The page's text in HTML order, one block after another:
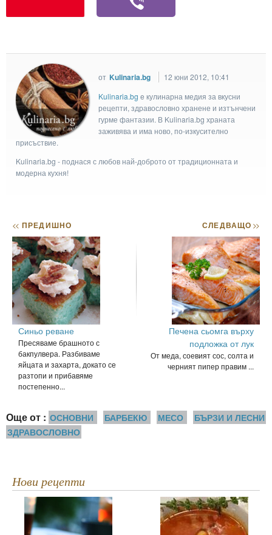
от Kulinaria.bg
12 юни 2012, 10:41
Kulinaria.bg e кулинарна медия за вкусни
рецепти, здравословно хранене и изтънчени
гурме фантазии. В Kulinaria.bg храната
заживява и има ново, по-изкусително
присъствие.
Kulinaria.bg - поднася с любов най-доброто от традиционната и
модерна кухня!
<< ПРЕДИШНО
Синьо реване
Пресяваме брашното с
бакпулвера. Разбиваме
яйцата и захарта, докато се
разтопи и прибавяме
постепенно...
СЛЕДВАЩО>>
Печена сьомга върху
подложка от лук
От меда, соевият сос, солта и
черният пипер правим ...
Още от : ОСНОВНИ БАРБЕКЮ МЕСО
БЪРЗИ И ЛЕСНИ
ЗДРАВОСЛОВНО
Нови рецепти